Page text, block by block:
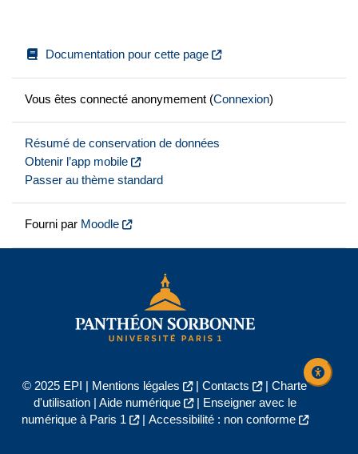
Documentation pour cette page
Vous êtes connecté anonymement (Connexion)
Résumé de conservation de données
Obtenir l’app mobile
Passer au thème standard
Fourni par Moodle
© 2025 EPI | Mentions légales | Contacts | Charte
d'utilisation| Aide numérique |
Enseigner avec le
numérique à Paris 1
| Accessibilité : non conforme